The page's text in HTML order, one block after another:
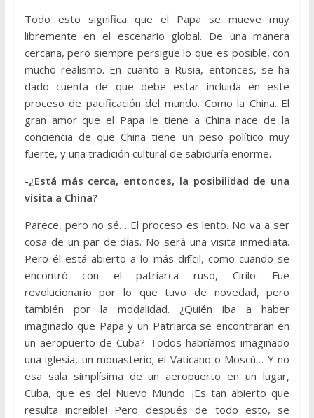
Todo esto significa que el Papa se mueve muy
libremente en el escenario global. De una manera
cercana, pero siempre persigue lo que es posible, con
mucho realismo. En cuanto a Rusia, entonces, se ha
dado cuenta de que debe estar incluida en este
proceso de pacificación del mundo. Como la China. El
gran amor que el Papa le tiene a China nace de la
conciencia de que China tiene un peso político muy
fuerte, y una tradición cultural de sabiduría enorme.
-¿Está más cerca, entonces, la posibilidad de una
visita a China?
Parece, pero no sé… El proceso es lento. No va a ser
cosa de un par de días. No será una visita inmediata.
Pero él está abierto a lo más difícil, como cuando se
encontró con el patriarca ruso, Cirilo. Fue
revolucionario por lo que tuvo de novedad, pero
también por la modalidad. ¿Quién iba a haber
imaginado que Papa y un Patriarca se encontraran en
un aeropuerto de Cuba? Todos habríamos imaginado
una iglesia, un monasterio; el Vaticano o Moscú… Y no
esa sala simplísima de un aeropuerto en un lugar,
Cuba, que es del Nuevo Mundo. ¡Es tan abierto que
resulta increíble! Pero después de todo esto, se